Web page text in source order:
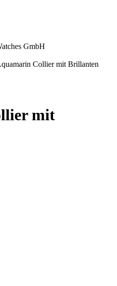
Collier mit Brillanten
mit